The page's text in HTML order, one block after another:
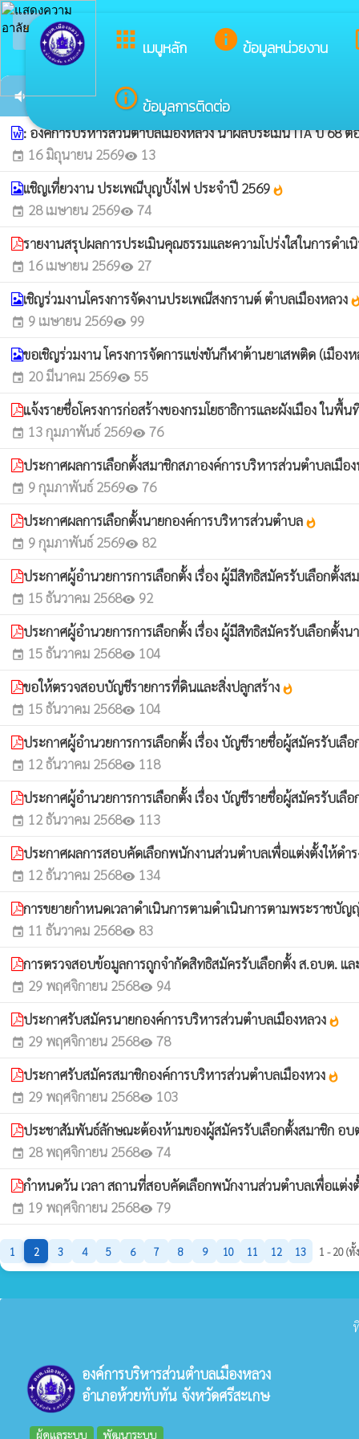
apps เมนูหลัก info ข้อมูลหน่วยงาน
info_outline ข้อมูลการติดต่อ
arrow_back_iosกลับเมนูหลัก
volume_downข่าวประชาสัมพันธ์
: องค์การบริหารส่วนตำบลเมืองหลวง นำผลประเมิน ITA ปี
event 16 มิถุนายน 2569visibility 13
เเชิญเที่ยวงาน ประเพณีบุญบั้งไฟ ประจำปี 2569 whatshot
event 28 เมษายน 2569visibility 74
รายงานสรุปผลการประเมินคุณธรรมและความโปร่งใสในการดำ
event 16 เมษายน 2569visibility 27
เชิญร่วมงานโครงการจัดงานประเพณีสงกรานต์ ตำบลเมืองหลวง
event 9 เมษายน 2569visibility 99
ขอเชิญร่วมงาน โครงการจัดการแข่งขันกีฬาต้านยาเสพติด (เมือ
event 20 มีนาคม 2569visibility 55
แจ้งรายชื่อโครงการก่อสร้างของกรมโยธาธิการและผังเมือง ในพื้
event 13 กุมภาพันธ์ 2569visibility 76
ประกาศผลการเลือกตั้งสมาชิกสภาองค์การบริหารส่วนตำบลเมือ
event 9 กุมภาพันธ์ 2569visibility 76
ประกาศผลการเลือกตั้งนายกองค์การบริหารส่วนตำบล whatshot
event 9 กุมภาพันธ์ 2569visibility 82
ประกาศผู้อำนวยการการเลือกตั้ง เรื่อง ผู้มีสิทธิสมัครรับเลือกตั้ง
event 15 ธันวาคม 2568visibility 92
ประกาศผู้อำนวยการการเลือกตั้ง เรื่อง ผู้มีสิทธิสมัครรับเลือกตั้ง
event 15 ธันวาคม 2568visibility 104
ขอให้ตรวจสอบบัญชีรายการที่ดินและสิ่งปลูกสร้าง whatshot
event 15 ธันวาคม 2568visibility 104
ประกาศผู้อำนวยการการเลือกตั้ง เรื่อง บัญชีรายชื่อผู้สมัครรับเ
event 12 ธันวาคม 2568visibility 118
ประกาศผู้อำนวยการการเลือกตั้ง เรื่อง บัญชีรายชื่อผู้สมัครรับเ
event 12 ธันวาคม 2568visibility 113
ประกาศผลการสอบคัดเลือกพนักงานส่วนตำบลเพื่อแต่งตั้งให้ดำ
event 12 ธันวาคม 2568visibility 134
การขยายกำหนดเวลาดำเนินการตามดำเนินการตามพระราช
event 11 ธันวาคม 2568visibility 83
การตรวจสอบข้อมูลการถูกจำกัดสิทธิสมัครรับเลือกตั้ง ส.อบต. แ
event 29 พฤศจิกายน 2568visibility 94
ประกาศรับสมัครนายกองค์การบริหารส่วนตำบลเมืองหลวง whatshot
event 29 พฤศจิกายน 2568visibility 78
ประกาศรับสมัครสมาชิกองค์การบริหารส่วนตำบลเมืองหวง whatshot
event 29 พฤศจิกายน 2568visibility 103
ประชาสัมพันธ์ลักษณะต้องห้ามของผู้สมัครรับเลือกตั้งสมาชิก อ
event 28 พฤศจิกายน 2568visibility 74
กำหนดวัน เวลา สถานที่สอบคัดเลือกพนักงานส่วนตำบลเพื่อแต่ง
event 19 พฤศจิกายน 2568visibility 79
1 2 3 4 5 6 7 8 9 10 11 12 13 1 - 20 (ทั้
องค์การบริหารส่วนตำบลเมืองหลวง
อำเภอห้วยทับทัน จังหวัดศรีสะเกษ
ผู้ดูแลระบบ พัฒนาระบบ